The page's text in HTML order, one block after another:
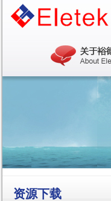
资源下载